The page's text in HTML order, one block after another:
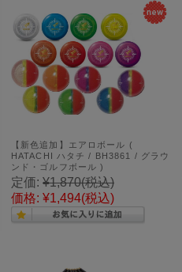
【新色追加】エアロボール (
HATACHI ハタチ / BH3861 / グラウ
ンド・ゴルフボール )
定価: ¥1,870(税込)
価格: ¥1,494(税込)